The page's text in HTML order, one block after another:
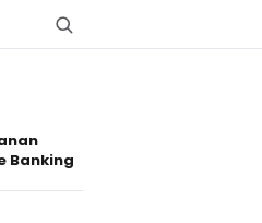
Banking